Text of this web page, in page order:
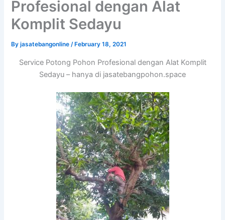
Profesional dengan Alat
Komplit Sedayu
Byjasatebangonline/ February 18, 2021
Service Potong Pohon Profesional dengan Alat Komplit
Sedayu – hanya di jasatebangpohon.space